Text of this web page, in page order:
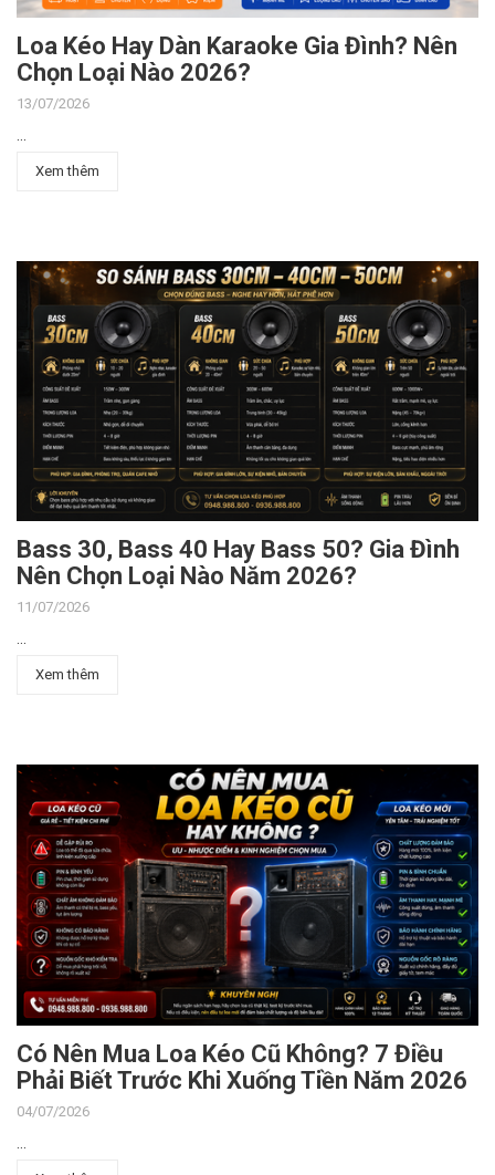
Loa Kéo Hay Dàn Karaoke Gia Đình? Nên
Chọn Loại Nào 2026?
13/07/2026
...
Xem thêm
Bass 30, Bass 40 Hay Bass 50? Gia Đình
Nên Chọn Loại Nào Năm 2026?
11/07/2026
...
Xem thêm
Có Nên Mua Loa Kéo Cũ Không? 7 Điều
Phải Biết Trước Khi Xuống Tiền Năm 2026
04/07/2026